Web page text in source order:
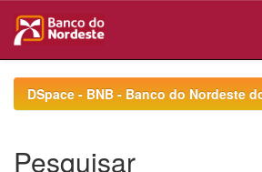
navigationDSpace - BNB - Banco do Nordeste
Pesquisar